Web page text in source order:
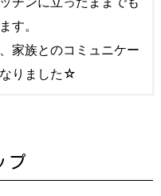
す。
家族とのコミュニケー
りました☆
プ